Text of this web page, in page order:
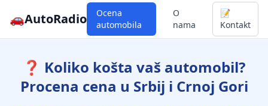
🚗AutoRadio
Ocena
automobila
O
nama
📝
Kontakt
❓ Koliko košta vaš automobil?
Procena cena u Srbij i Crnoj Gori